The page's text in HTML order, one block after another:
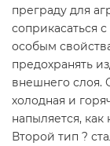
преграду для
соприкасаться
особым
предохранять
внешнего слоя.
холодная и
напыляется,
Второй тип ?